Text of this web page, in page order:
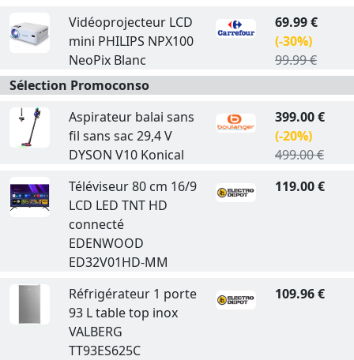
Vidéoprojecteur LCD
mini PHILIPS NPX100
NeoPix Blanc
69.99 €
(-30%)
99.99 €
Sélection Promoconso
Aspirateur balai sans
fil sans sac 29,4 V
DYSON V10 Konical
399.00 €
(-20%)
499.00 €
Téléviseur 80 cm 16/9
LCD LED TNT HD
connecté
EDENWOOD
ED32V01HD-MM
119.00 €
Réfrigérateur 1 porte
93 L table top inox
VALBERG
TT93ES625C
109.96 €